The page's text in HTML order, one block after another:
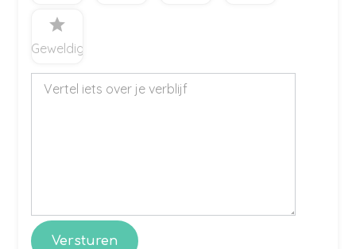
star
Geweldig